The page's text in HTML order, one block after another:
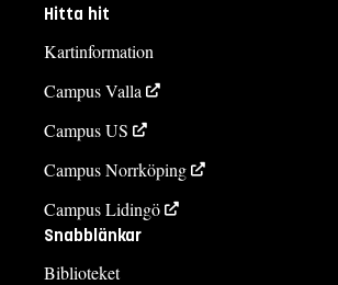
Hitta hit
Kartinformation
Campus Valla
Campus US
Campus Norrköping
Campus Lidingö
Snabblänkar
Biblioteket